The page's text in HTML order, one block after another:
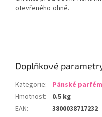
otevřeného ohně.
Doplňkové
Kategorie: Pánské
Hmotnost:
0.5 kg
EAN: 3800038717232